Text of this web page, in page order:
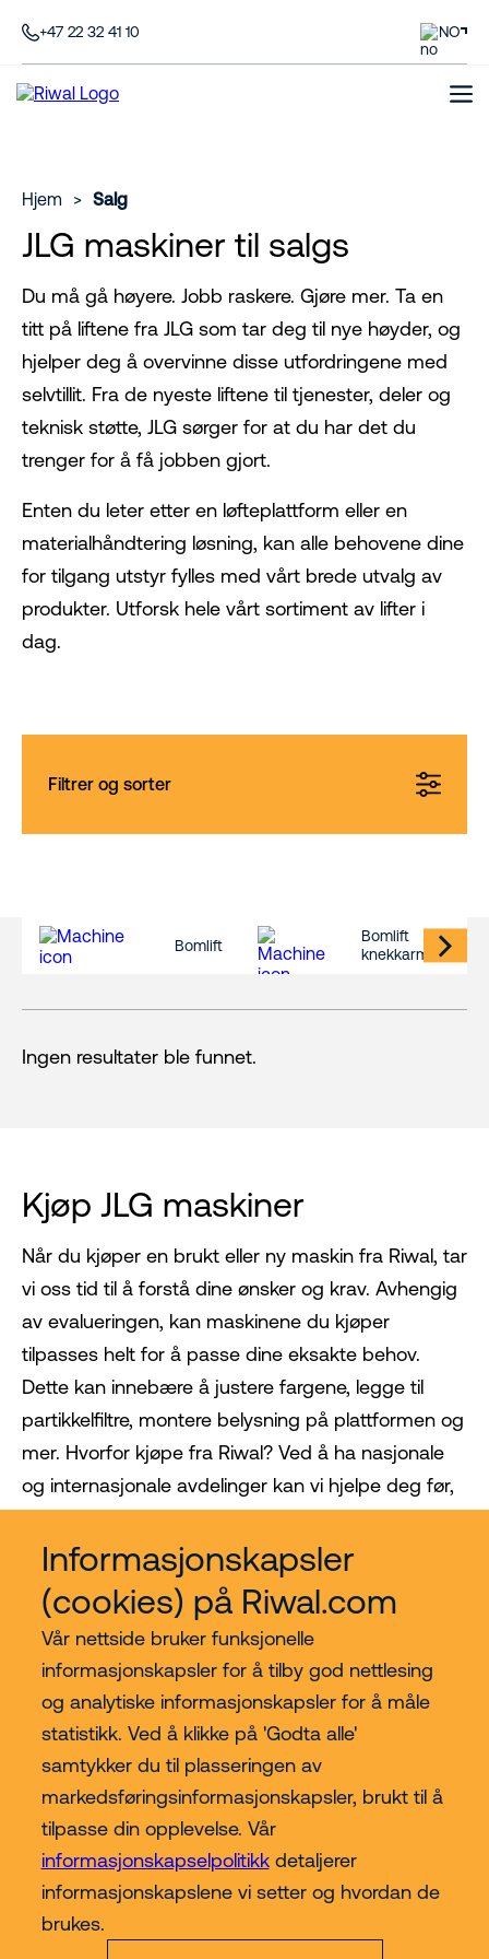
Informasjonskapsler
(cookies) på Riwal.com
Vår nettside bruker funksjonelle
informasjonskapsler for å tilby god nettlesing
og analytiske informasjonskapsler for å måle
statistikk. Ved å klikke på 'Godta alle'
samtykker du til plasseringen av
markedsføringsinformasjonskapsler, brukt til å
tilpasse din opplevelse. Vår
informasjonskapselpolitikkdetaljerer
informasjonskapslene vi setter og hvordan de
brukes.
+47 22 32 41 10 NO
Hjem > Salg
JLG maskiner til salgs
Du må gå høyere. Jobb raskere. Gjøre mer. Ta en
titt på liftene fra JLG som tar deg til nye høyder, og
hjelper deg å overvinne disse utfordringene med
selvtillit. Fra de nyeste liftene til tjenester, deler og
teknisk støtte, JLG sørger for at du har det du
trenger for å få jobben gjort.
Enten du leter etter en løfteplattform eller en
materialhåndtering løsning, kan alle behovene dine
for tilgang utstyr fylles med vårt brede utvalg av
produkter. Utforsk hele vårt sortiment av lifter i
dag.
Filtrer og sorter
Bomlift
Bomlift
knekkarm
Ingen resultater ble funnet.
Kjøp JLG maskiner
Når du kjøper en brukt eller ny maskin fra Riwal, tar
vi oss tid til å forstå dine ønsker og krav. Avhengig
av evalueringen, kan maskinene du kjøper
tilpasses helt for å passe dine eksakte behov.
Dette kan innebære å justere fargene, legge til
partikkelfiltre, montere belysning på plattformen og
mer. Hvorfor kjøpe fra Riwal? Ved å ha nasjonale
og internasjonale avdelinger kan vi hjelpe deg før,
Kjøp hos Riwal Norge
Contact
Mer